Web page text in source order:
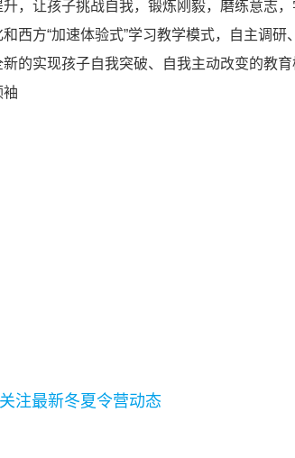
，让孩子挑战自我，锻炼刚毅，磨练意志，
西方“加速体验式”学习教学模式，自主调研
的实现孩子自我突破、自我主动改变的教育
袖
注最新冬夏令营动态